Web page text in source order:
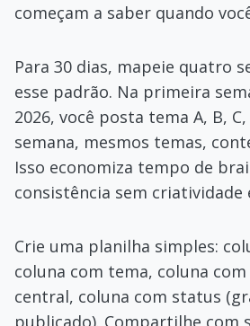
começam a saber quando
Para 30 dias, mapeie quatro
esse padrão. Na primeira
2026, você posta tema A, B,
semana, mesmos temas,
Isso economiza tempo de
consistência sem criatividade
Crie uma planilha simples:
coluna com tema, coluna
central, coluna com status
publicado). Compartilhe com